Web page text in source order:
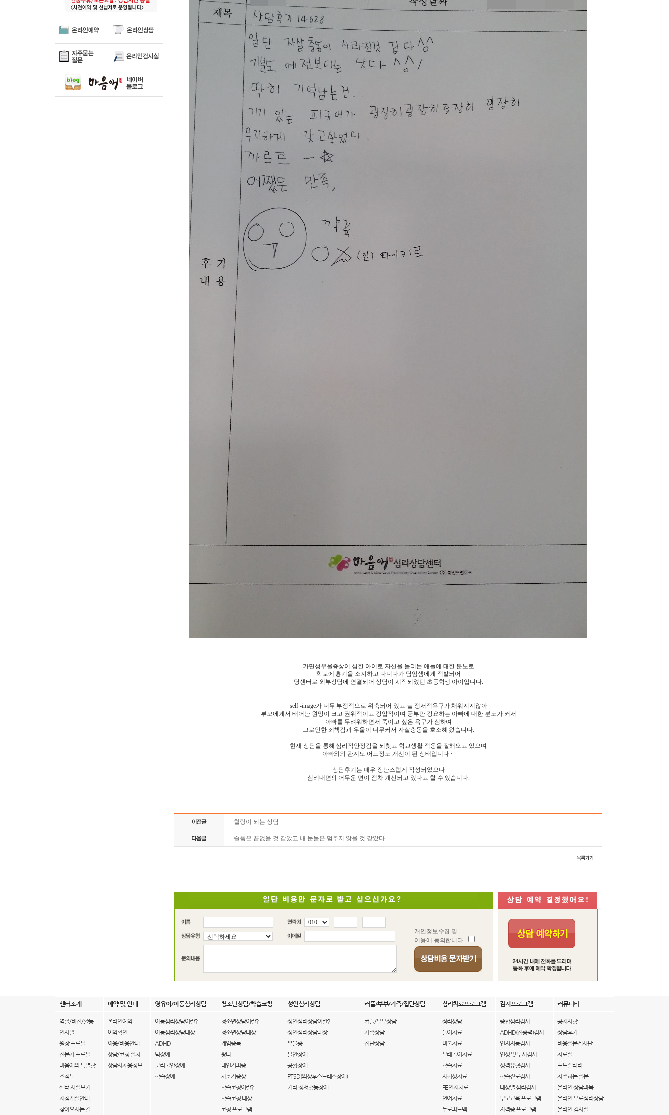
가면성우울증상이 심한 아이로 자신을 놀리는 애들에 대한 분노로
학교에 흉기을 소지하고 다니다가 담임샘에게 적발되어
당센터로 외부상담에 연결되어 상담이 시작되었던 초등학생 아이입니다.
self -image가 너무 부정적으로 위축되어 있고 늘 정서적욕구가 채워지지않아
부모에게서 태어난 원망이 크고 권위적이고 강압적이며 공부만 강요하는 아빠에 대한 분노가 커서
아빠를 두려워하면서 죽이고 싶은 욕구가 심하여
그로인한 죄책감과 우울이 너무커서 자살충동을 호소해 왔습니다.
현재 상담을 통해 심리적안정감을 되찾고 학교생활 적응을 잘해오고 있으며
아빠와의 관계도 어느정도 개선이 된 상태입니다ᆞ
상담후기는 매우 장난스럽게 작성되었으나
심리내면의 어두운 면이 점차 개선되고 있다고 할 수 있습니다.
힐링이 되는 상담
슬픔은 끝없을 것 같았고 내 눈물은 멈추지 않을 것 같았다
-
-
개인정보수집 및
이용에 동의합니다.
센터소개 예약 및 안내 영유아/아동심리상담 청소년상담/학습코칭 성인심리상담 커플/부부/가족/집단상담 심리치료프로그램 검사프로그램 커뮤니티
역할/비전/활동
인사말
원장 프로필
전문가 프로필
마음애의 특별함
조직도
센터 시설보기
지점개설안내
찾아오시는 길
온라인예약
예약확인
이용/비용안내
상담/코칭 절차
상담사채용정보
아동심리상담이란?
아동심리상담대상
ADHD
틱장애
분리불안장애
학습장애
청소년상담이란?
청소년상담대상
게임중독
왕따
대인기피증
사춘기증상
학습코칭이란?
학습코칭 대상
코칭 프로그램
성인심리상담이란?
성인심리상담대상
우울증
불안장애
공황장애
PTSD(외상후스트레스장애)
기타 정서행동장애
커플/부부상담
가족상담
집단상담
심리상담
놀이치료
미술치료
모래놀이치료
학습치료
사회성치료
FIE인지치료
언어치료
뉴로피드백
종합심리검사
ADHD(집중력)검사
인지지능검사
인성 및 투사검사
성격유형검사
학습진로검사
대상별 심리검사
부모교육 프로그램
자격증 프로그램
공지사항
상담후기
비용질문게시판
자료실
포토갤러리
자주하는 질문
온라인 상담과목
온라인 무료심리상담
온라인 검사실